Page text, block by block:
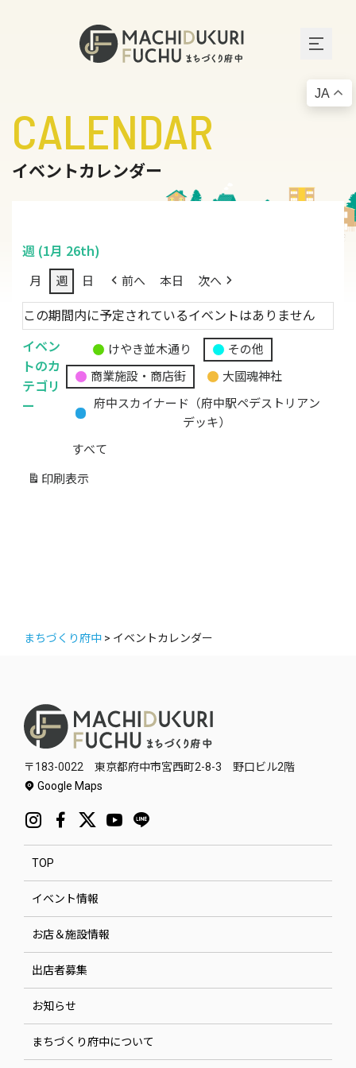
CALENDAR
イベントカレンダー
週 (1月 26th)
月 週 日 前へ 本日 次へ
この期間内に予定されているイベントはありません
イベン
トのカ
テゴリ
ー
題
カ
ゴ
リ
けやき並木通り
その他
商業施設・商店街
大國魂神社
府中スカイナード（府中駅ペデストリアン
デッキ）
すべて
印刷 表示
まちづくり府中 > イベントカレンダー
〒183-0022 東京都府中市宮西町2-8-3 野口ビル2階
Google Maps
TOP
イベント情報
お店＆施設情報
出店者募集
お知らせ
まちづくり府中について
JA